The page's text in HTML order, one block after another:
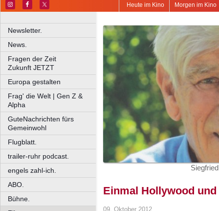
Morgen im Kino
Heute im Kino
Newsletter.
News.
Fragen der Zeit
Zukunft JETZT
Europa gestalten
Frag' die Welt | Gen Z &
Alpha
GuteNachrichten fürs
Gemeinwohl
Flugblatt.
trailer-ruhr podcast.
engels zahl-ich.
ABO.
Bühne.
Einmal Hollywood
09. Oktober 2012